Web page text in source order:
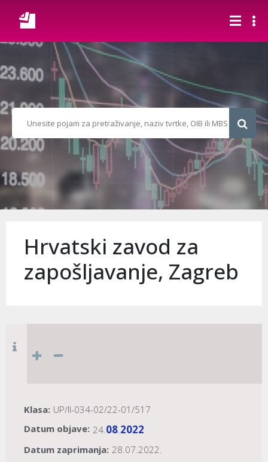
Hrvatski zavod za
zapošljavanje, Zagreb
Klasa: UP/II-034-02/22-01/517
Datum objave: 24.08.2022
Datum zaprimanja: 28.07.2022.